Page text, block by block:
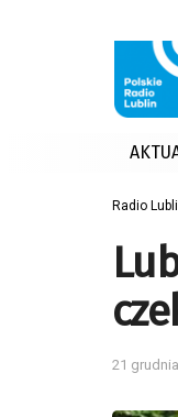
Radio
21